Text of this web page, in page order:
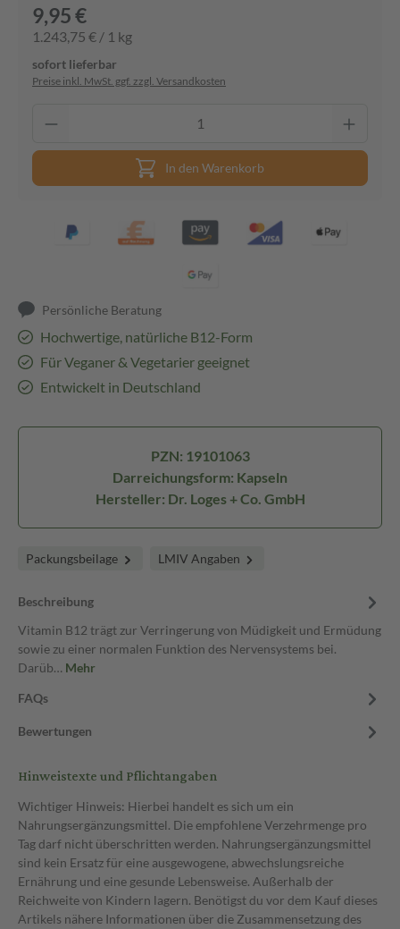
9,95 €
1.243,75 € / 1 kg
sofort lieferbar
Preise inkl. MwSt. ggf. zzgl. Versandkosten
In den Warenkorb
Persönliche Beratung
Hochwertige, natürliche B12-Form
Für Veganer & Vegetarier geeignet
Entwickelt in Deutschland
PZN: 19101063
Darreichungsform: Kapseln
Hersteller: Dr. Loges + Co. GmbH
Packungsbeilage LMIV Angaben
Beschreibung
Vitamin B12 trägt zur Verringerung von Müdigkeit und Ermüdung
sowie zu einer normalen Funktion des Nervensystems bei.
Darüb… Mehr
FAQs
Bewertungen
Hinweistexte und Pflichtangaben
Wichtiger Hinweis: Hierbei handelt es sich um ein
Nahrungsergänzungsmittel. Die empfohlene Verzehrmenge pro
Tag darf nicht überschritten werden. Nahrungsergänzungsmittel
sind kein Ersatz für eine ausgewogene, abwechslungsreiche
Ernährung und eine gesunde Lebensweise. Außerhalb der
Reichweite von Kindern lagern. Benötigst du vor dem Kauf dieses
Artikels nähere Informationen über die Zusammensetzung des